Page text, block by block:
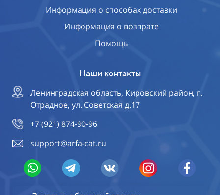
Информация о способах доставки
Информация о возврате
Помощь
Наши контакты
Ленинградская область, Кировский район, г.
Отрадное, ул. Советская д.17
+7 (921) 874-90-96
support@arfa-cat.ru